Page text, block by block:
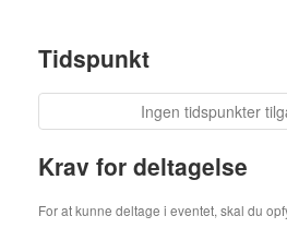
Tidspunkt
Ingen tidspunkter
Krav for deltagelse
For at kunne deltage i eventet, skal du